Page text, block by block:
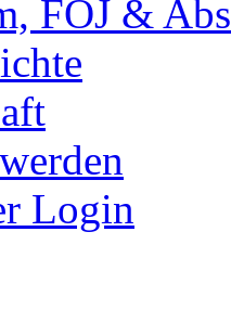
FÖJ &
Login